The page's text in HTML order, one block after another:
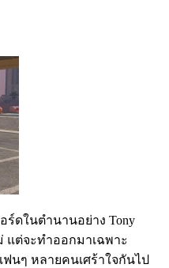
ร์ดในตำนานอย่าง Tony
แต่จะทำออกมาเฉพาะ
นๆ หลายคนเศร้าใจกันไป